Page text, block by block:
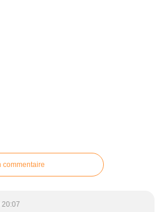
commentaire
20:07